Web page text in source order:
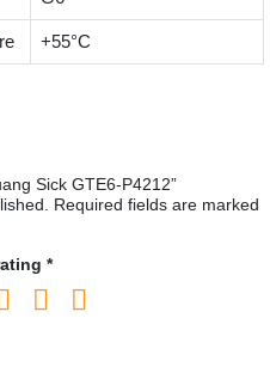
+55°C
Sick GTE6-P4212”
Required fields are marked
*